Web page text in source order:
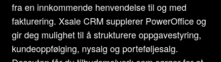
fra en innkommende henvendelse til og med
fakturering. Xsale CRM supplerer PowerOffice og
gir deg mulighet til å strukturere oppgavestyring,
kundeoppfølging, nysalg og porteføljesalg.